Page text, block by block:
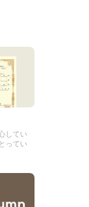
してい
ってい